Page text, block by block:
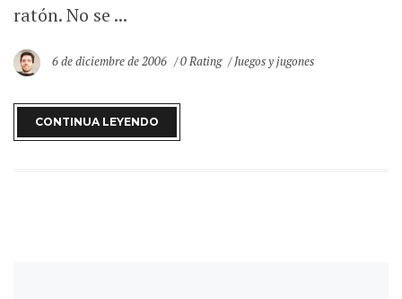
ratón. No se ...
6 de diciembre de 2006 0 Rating Juegos y jugones
CONTINUA LEYENDO